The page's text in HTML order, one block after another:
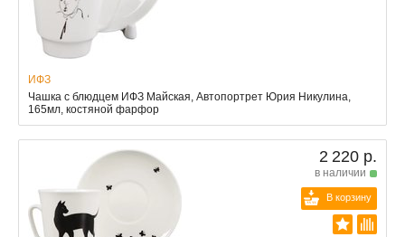
ИФЗ
Чашка с блюдцем ИФЗ Майская, Автопортрет Юрия Никулина,
165мл, костяной фарфор
2 220 р.
в наличии
В корзину